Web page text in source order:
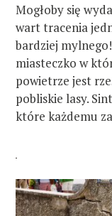
Mogłoby się
wart tracenia
bardziej
miasteczko w
powietrze jest
pobliskie lasy.
które każdemu